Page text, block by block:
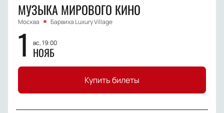
МУЗЫКА МИРОВОГО КИНО
Москва Барвиха Luxury Village
1 вс, 19:00
НОЯБ
Купить билеты